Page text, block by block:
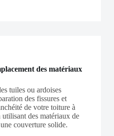
des matériaux
tuiles ou ardoises
des fissures et
de votre toiture à
des matériaux de
couverture solide.